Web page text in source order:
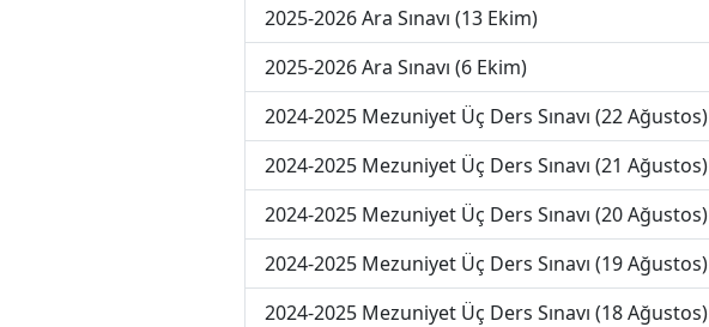
2025-2026 Ara Sınavı (13 Ekim)
2025-2026 Ara Sınavı (6 Ekim)
2024-2025 Mezuniyet Üç Ders Sınavı (22 Ağustos)
2024-2025 Mezuniyet Üç Ders Sınavı (21 Ağustos)
2024-2025 Mezuniyet Üç Ders Sınavı (20 Ağustos)
2024-2025 Mezuniyet Üç Ders Sınavı (19 Ağustos)
2024-2025 Mezuniyet Üç Ders Sınavı (18 Ağustos)